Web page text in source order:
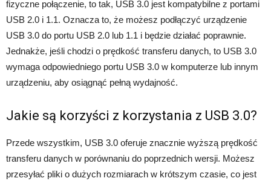
fizyczne połączenie, to tak, USB 3.0 jest kompatybilne z portami
USB 2.0 i 1.1. Oznacza to, że możesz podłączyć urządzenie
USB 3.0 do portu USB 2.0 lub 1.1 i będzie działać poprawnie.
Jednakże, jeśli chodzi o prędkość transferu danych, to USB 3.0
wymaga odpowiedniego portu USB 3.0 w komputerze lub innym
urządzeniu, aby osiągnąć pełną wydajność.
Jakie są korzyści z korzystania z USB 3.0?
Przede wszystkim, USB 3.0 oferuje znacznie wyższą prędkość
transferu danych w porównaniu do poprzednich wersji. Możesz
przesyłać pliki o dużych rozmiarach w krótszym czasie, co jest